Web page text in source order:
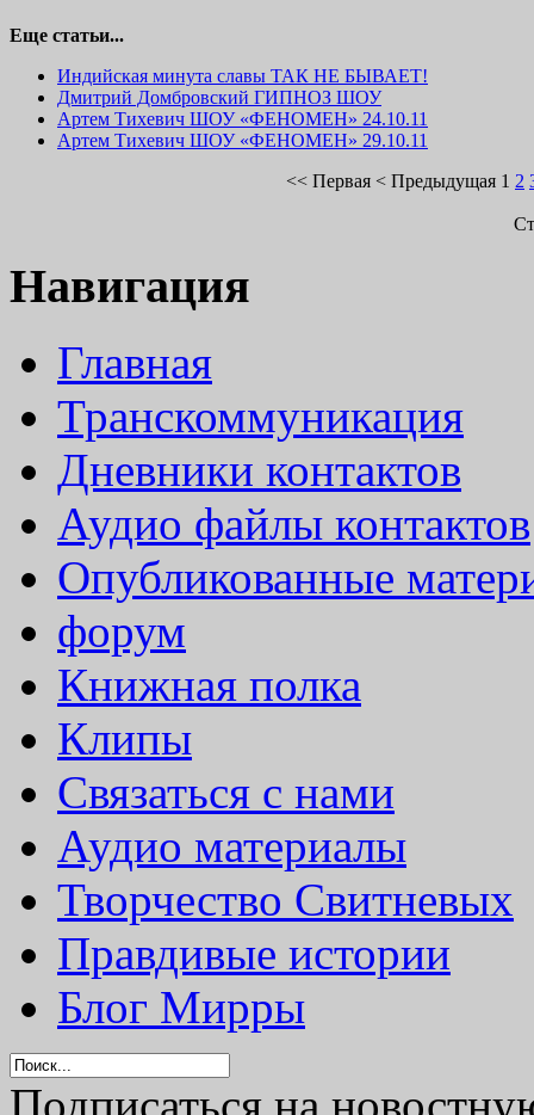
Еще статьи...
Индийская минута славы ТАК НЕ БЫВАЕТ!
Дмитрий Домбровский ГИПНОЗ ШОУ
Артем Тихевич ШОУ «ФЕНОМЕН» 24.10.11
Артем Тихевич ШОУ «ФЕНОМЕН» 29.10.11
<< Первая < Предыдущая 1 2
Навигация
Главная
Транскоммуникация
Дневники контактов
Аудио файлы контактов
Опубликованные
форум
Книжная полка
Клипы
Связаться с нами
Аудио материалы
Творчество Свитневых
Правдивые истории
Блог Мирры